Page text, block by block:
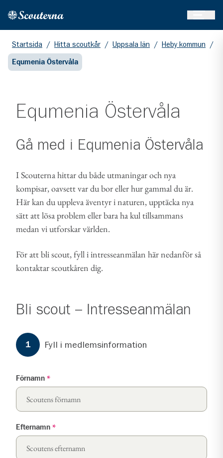
Hem
Startsida / Hitta scoutkår / Uppsala län / Heby kommun /
Equmenia Östervåla
Equmenia Östervåla
Gå med i Equmenia Östervåla
I Scouterna hittar du både utmaningar och nya
kompisar, oavsett var du bor eller hur gammal du är.
Här kan du uppleva äventyr i naturen, upptäcka nya
sätt att lösa problem eller bara ha kul tillsammans
medan vi utforskar världen.
För att bli scout, fyll i intresseanmälan här nedanför så
kontaktar scoutkåren dig.
Bli scout – Intresseanmälan
Formuläret har steg.
1 Steg1
Fyll i medlemsinformation
Förnamn *
Efternamn *